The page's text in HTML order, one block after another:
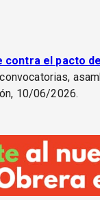
el pacto
10/06/2026.